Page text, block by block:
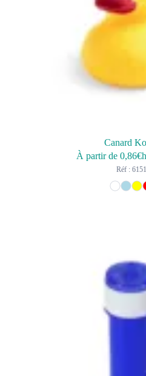
Canard
À partir de 0,86
Réf : 6151